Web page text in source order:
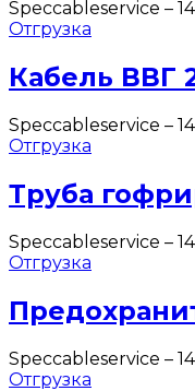
Speccableservice –
Отгрузка
Кабель ВВГ
Speccableservice –
Отгрузка
Труба
Speccableservice –
Отгрузка
Speccableservice –
Отгрузка